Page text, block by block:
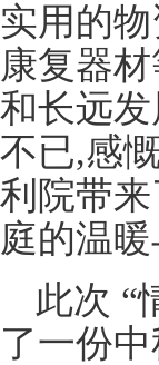
实用的
康复器
和长远
不已,感
利院带
庭的温
此次 “
了一份